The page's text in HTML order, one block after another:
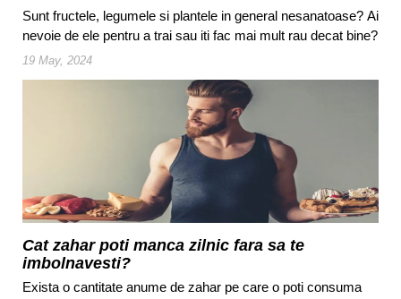
Sunt fructele, legumele si plantele in general nesanatoase? Ai
nevoie de ele pentru a trai sau iti fac mai mult rau decat bine?
19 May, 2024
Cat zahar poti manca zilnic fara sa te
imbolnavesti?
Exista o cantitate anume de zahar pe care o poti consuma